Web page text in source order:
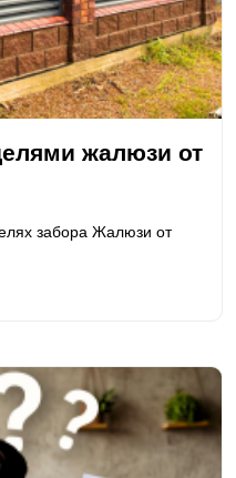
жалюзи от
забора Жалюзи от